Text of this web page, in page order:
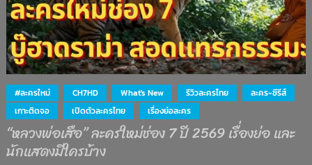
#ละครใหม่ CH7HD What's New รีวิวละครไทย
ละคร-ซีรีส์
เกาะติดจอ
เปิดตัวละครไทย เรื่องย่อละคร
“หลวงพ่อเสือ” ละครใหม่ช่อง 7 ปี 2569 เรื่องย่อ และ
นักแสดงมีใครบ้าง